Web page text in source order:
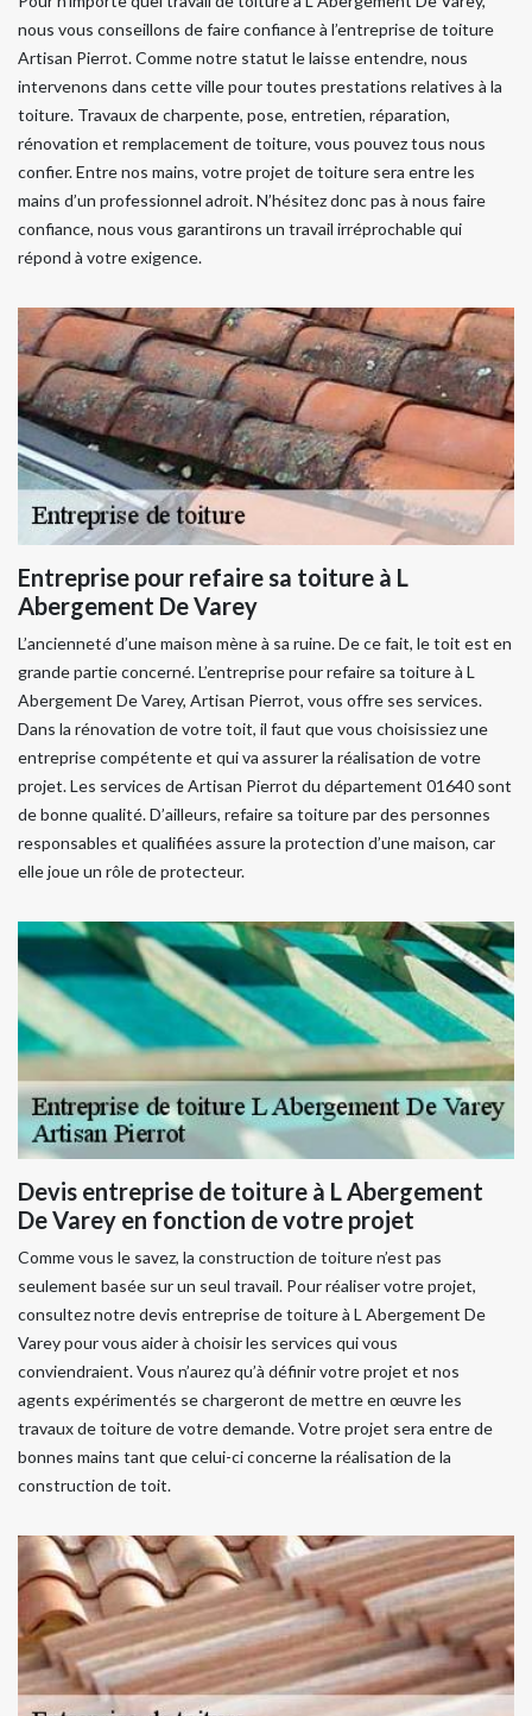
nous vous conseillons de faire confiance à l’entreprise de toiture
Artisan Pierrot. Comme notre statut le laisse entendre, nous
intervenons dans cette ville pour toutes prestations relatives à la
toiture. Travaux de charpente, pose, entretien, réparation,
rénovation et remplacement de toiture, vous pouvez tous nous
confier. Entre nos mains, votre projet de toiture sera entre les
mains d’un professionnel adroit. N’hésitez donc pas à nous faire
confiance, nous vous garantirons un travail irréprochable qui
répond à votre exigence.
Entreprise pour refaire sa toiture à L
Abergement De Varey
L’ancienneté d’une maison mène à sa ruine. De ce fait, le toit est en
grande partie concerné. L’entreprise pour refaire sa toiture à L
Abergement De Varey, Artisan Pierrot, vous offre ses services.
Dans la rénovation de votre toit, il faut que vous choisissiez une
entreprise compétente et qui va assurer la réalisation de votre
projet. Les services de Artisan Pierrot du département 01640 sont
de bonne qualité. D’ailleurs, refaire sa toiture par des personnes
responsables et qualifiées assure la protection d’une maison, car
elle joue un rôle de protecteur.
Devis entreprise de toiture à L Abergement
De Varey en fonction de votre projet
Comme vous le savez, la construction de toiture n’est pas
seulement basée sur un seul travail. Pour réaliser votre projet,
consultez notre devis entreprise de toiture à L Abergement De
Varey pour vous aider à choisir les services qui vous
conviendraient. Vous n’aurez qu’à définir votre projet et nos
agents expérimentés se chargeront de mettre en œuvre les
travaux de toiture de votre demande. Votre projet sera entre de
bonnes mains tant que celui-ci concerne la réalisation de la
construction de toit.